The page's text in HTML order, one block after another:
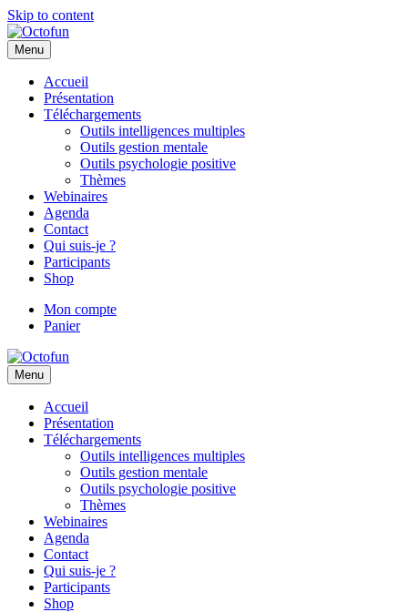
Skip to content
Menu
Accueil
Présentation
Téléchargements
Outils intelligences multiples
Outils gestion mentale
Outils psychologie positive
Thèmes
Webinaires
Agenda
Contact
Qui suis-je ?
Participants
Shop
Mon compte
Panier
Menu
Accueil
Présentation
Téléchargements
Outils intelligences multiples
Outils gestion mentale
Outils psychologie positive
Thèmes
Webinaires
Agenda
Contact
Qui suis-je ?
Participants
Shop